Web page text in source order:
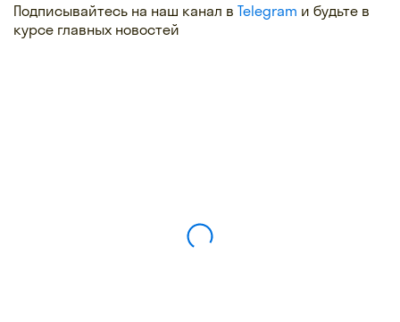
Подписывайтесь на наш канал в Telegram и будьте в
курсе главных новостей